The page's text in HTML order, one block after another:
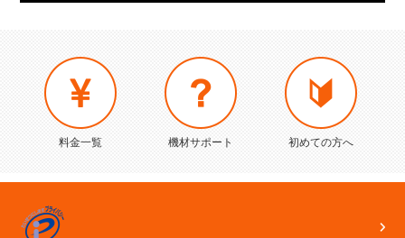
料金一覧 機材サポート 初めての方へ